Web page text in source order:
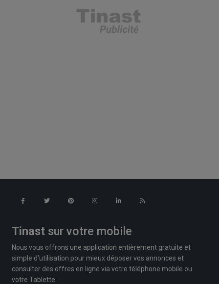
Tinast sur votre mobile
Nous vous offrons une application entièrement gratuite et
simple d'utilisation pour mieux déposer vos annonces et
consulter des offres en ligne via votre téléphone mobile ou
votre Tablette.